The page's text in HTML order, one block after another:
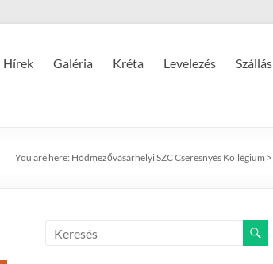
Hírek Galéria Kréta Levelezés Szállás
You are here: Hódmezővásárhelyi SZC Cseresnyés Kollégium >